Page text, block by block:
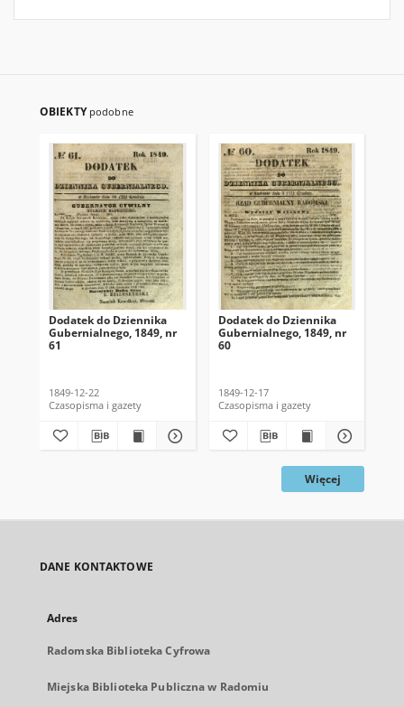
OBIEKTY podobne
Dodatek do Dziennika
Gubernialnego, 1849, nr
61
1849-12-22
Czasopisma i gazety
Dodatek do Dziennika
Gubernialnego, 1849, nr
60
1849-12-17
Czasopisma i gazety
Więcej
DANE KONTAKTOWE
Adres
Radomska Biblioteka Cyfrowa
Miejska Biblioteka Publiczna w Radomiu